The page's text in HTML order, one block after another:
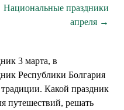
Национальные праздники
апреля →
3 марта, в
Республики Болгария
Какой праздник
путешествий, решать